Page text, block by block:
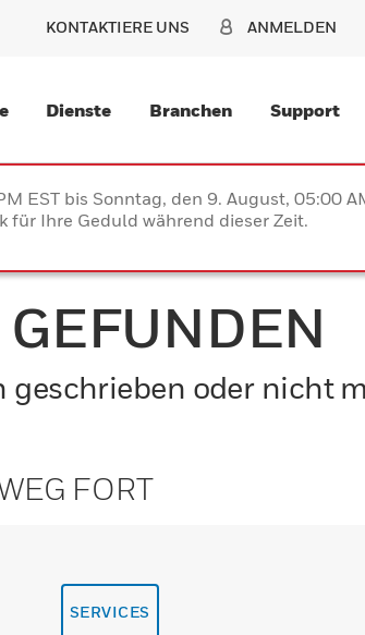
KONTAKTIERE UNS ANMELDEN
Dienste Branchen Support
EST bis Sonntag, den 9. August, 05:00
für Ihre Geduld während dieser Zeit.
geschrieben oder nicht
FORT
SERVICES